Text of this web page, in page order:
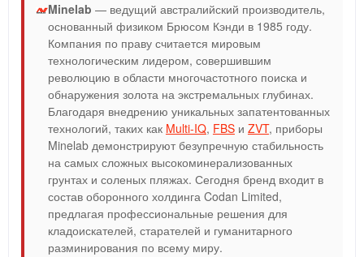
Minelab — ведущий австралийский производитель,
основанный физиком Брюсом Кэнди в 1985 году.
Компания по праву считается мировым
технологическим лидером, совершившим
революцию в области многочастотного поиска и
обнаружения золота на экстремальных глубинах.
Благодаря внедрению уникальных запатентованных
технологий, таких как Multi-IQ, FBSи ZVT, приборы
Minelab демонстрируют безупречную стабильность
на самых сложных высокоминерализованных
грунтах и соленых пляжах. Сегодня бренд входит в
состав оборонного холдинга Codan Limited,
предлагая профессиональные решения для
кладоискателей, старателей и гуманитарного
разминирования по всему миру.